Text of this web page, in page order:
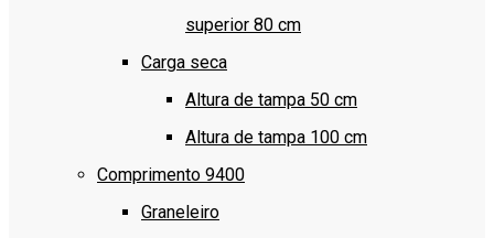
superior 80 cm
Carga seca
Altura de tampa 50 cm
Altura de tampa 100 cm
Comprimento 9400
Graneleiro